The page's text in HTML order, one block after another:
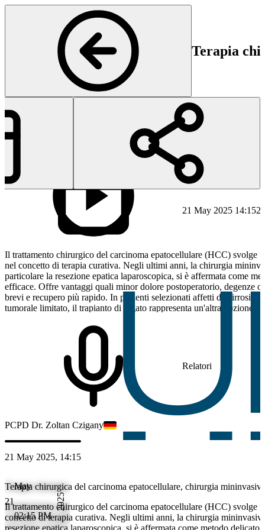
Terapia
Inizio
21 May 2025 14:15
Il trattamento chirurgico del carcinoma epatocellulare (HCC) svolge
nel concetto di terapia curativa. Negli ultimi anni, la chirurgia
particolare la resezione epatica laparoscopica, si è affermata come
efficace. Offre vantaggi quali minor dolore postoperatorio, degenze
brevi e recupero più rapido. In pazienti selezionati affetti da cirrosi
tumorale limitato, il trapianto di fegato rappresenta un'altra opzione
follow-up oncologiche per ridurre al minimo il rischio di recidiva del
moderni come il downstaging consentono di preparare al trapianto
Relatori
PCPD Dr. Zoltan Czigany
21 May 2025, 14:15
21
May
02:15 PM
2025
Terapia chirurgica del carcinoma epatocellulare, chirurgia
Il trattamento chirurgico del carcinoma epatocellulare (HCC) svolge
concetto di terapia curativa. Negli ultimi anni, la chirurgia
resezione epatica laparoscopica, si è affermata come metodo delicato